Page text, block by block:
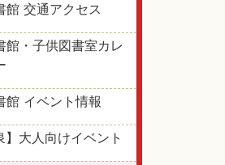
館 交通アクセス
館・子供図書室カレ
館 イベント情報
】大人向けイベント